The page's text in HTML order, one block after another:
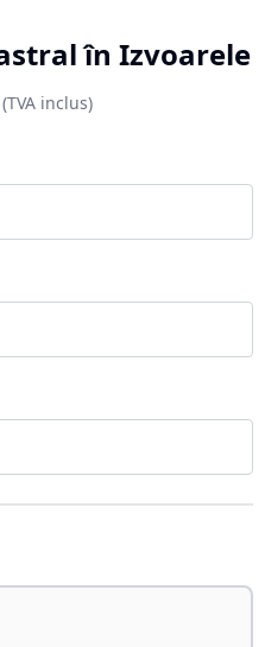
în Izvoarele
(TVA inclus)